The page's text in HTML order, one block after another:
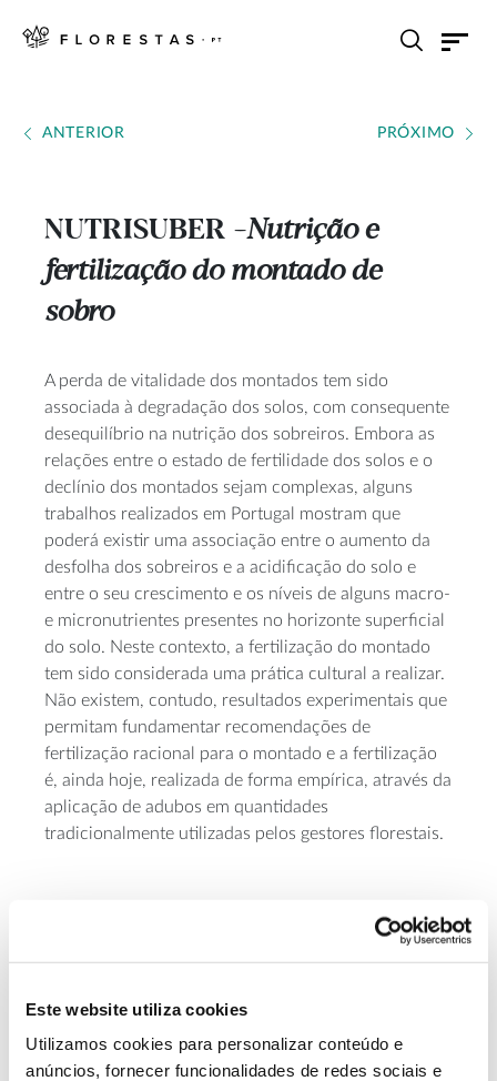
Este website utiliza cookies
Utilizamos cookies para personalizar conteúdo e
anúncios, fornecer funcionalidades de redes sociais e
ANTERIOR PRÓXIMO
NUTRISUBER --- Nutrição e
fertilização do montado de
sobro
A perda de vitalidade dos montados tem sido
associada à degradação dos solos, com consequente
desequilíbrio na nutrição dos sobreiros. Embora as
relações entre o estado de fertilidade dos solos e o
declínio dos montados sejam complexas, alguns
trabalhos realizados em Portugal mostram que
poderá existir uma associação entre o aumento da
desfolha dos sobreiros e a acidificação do solo e
entre o seu crescimento e os níveis de alguns macro-
e micronutrientes presentes no horizonte superficial
do solo. Neste contexto, a fertilização do montado
tem sido considerada uma prática cultural a realizar.
Não existem, contudo, resultados experimentais que
permitam fundamentar recomendações de
fertilização racional para o montado e a fertilização
é, ainda hoje, realizada de forma empírica, através da
aplicação de adubos em quantidades
tradicionalmente utilizadas pelos gestores florestais.
– Elaborar um manual de fertilização para montado
– Estabelecer recomendações de fertilização para a
instalação de povoamentos de sobreiro, para
povoamentos pré-descortiçados e recomendações